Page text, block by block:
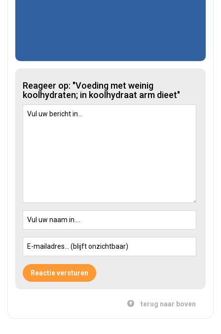
Reageer op: "Voeding met weinig
koolhydraten; in koolhydraat arm dieet"
terug naar boven